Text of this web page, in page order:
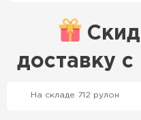
доставку с
На складе 712 рулон